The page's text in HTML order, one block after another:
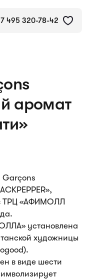
495 320-78-42
аромат
Garçons
в ТРЦ «АФИМОЛЛ
установлена
художницы
в виде шести